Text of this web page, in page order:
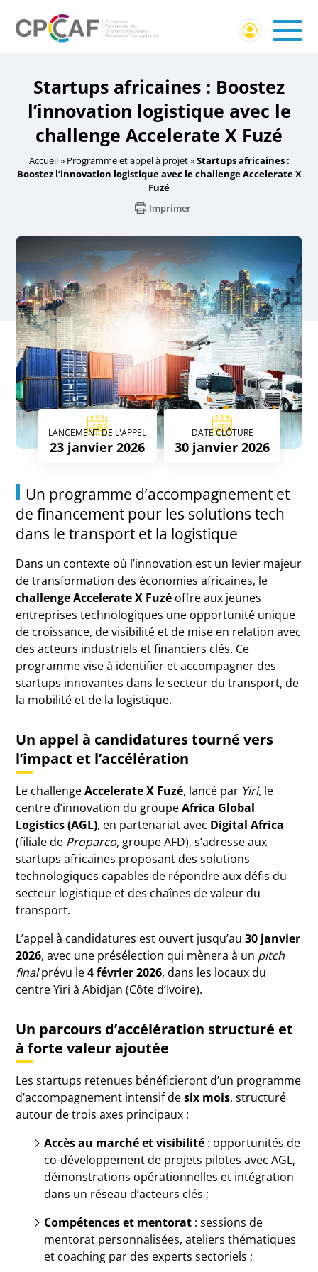
Startups africaines : Boostez
l’innovation logistique avec le
challenge Accelerate X Fuzé
Accueil» Programme et appel à projet»Startups africaines :
Boostez l’innovation logistique avec le challenge Accelerate X
Fuzé
Imprimer
LANCEMENT DE L'APPEL
23 janvier 2026
DATE CLÔTURE
30 janvier 2026
Un programme d’accompagnement et
de financement pour les solutions tech
dans le transport et la logistique
Dans un contexte où l’innovation est un levier majeur
de transformation des économies africaines, le
challenge Accelerate X Fuzé offre aux jeunes
entreprises technologiques une opportunité unique
de croissance, de visibilité et de mise en relation avec
des acteurs industriels et financiers clés. Ce
programme vise à identifier et accompagner des
startups innovantes dans le secteur du transport, de
la mobilité et de la logistique.
Un appel à candidatures tourné vers
l’impact et l’accélération
Le challengeAccelerate X Fuzé, lancé par Yiri, le
centre d’innovation du groupeAfrica Global
Logistics (AGL), en partenariat avec Digital Africa
(filiale de Proparco, groupe AFD), s’adresse aux
startups africaines proposant des solutions
technologiques capables de répondre aux défis du
secteur logistique et des chaînes de valeur du
transport.
L’appel à candidatures est ouvert jusqu’au30 janvier
2026, avec une présélection qui mènera à un pitch
finalprévu le4 février 2026, dans les locaux du
centre Yiri à Abidjan (Côte d’Ivoire).
Un parcours d’accélération structuré et
à forte valeur ajoutée
Les startups retenues bénéficieront d’un programme
d’accompagnement intensif desix mois, structuré
autour de trois axes principaux :
Accès au marché et visibilité : opportunités de
co-développement de projets pilotes avec AGL,
démonstrations opérationnelles et intégration
dans un réseau d’acteurs clés ;
Compétences et mentorat : sessions de
mentorat personnalisées, ateliers thématiques
et coaching par des experts sectoriels ;